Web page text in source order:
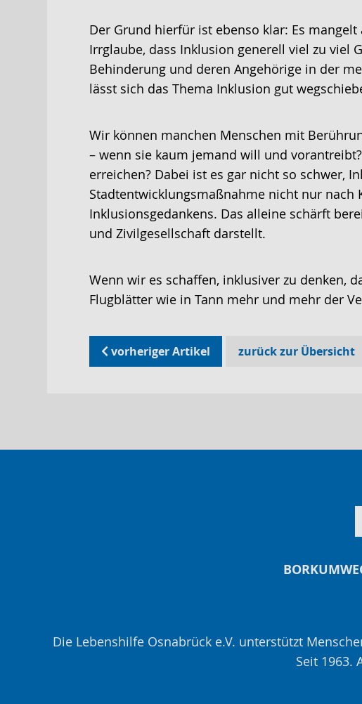
Der Grund hierfür ist ebenso klar: Es
Irrglaube, dass Inklusion generell viel zu viel
Behinderung und deren Angehörige in der
lässt sich das Thema Inklusion gut
Wir können manchen Menschen mit
– wenn sie kaum jemand will und
erreichen? Dabei ist es gar nicht so schwer,
Stadtentwicklungsmaßnahme nicht nur
Inklusionsgedankens. Das alleine schärft
und Zivilgesellschaft darstellt.
Wenn wir es schaffen, inklusiver zu denken,
Flugblätter wie in Tann mehr und mehr der
vorheriger Artikel zurück zur Übersicht
Die Lebenshilfe Osnabrück e.V. unterstützt
Seit 1963.